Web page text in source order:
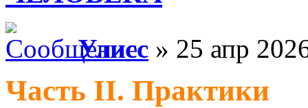
Улисс » 25 апр
Часть II. Практики